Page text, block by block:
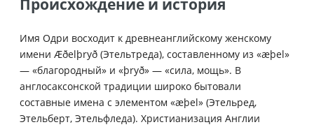
Происхождение и история
Имя Одри восходит к древнеанглийскому женскому
имени Æðelþryð (Этельтреда), составленному из «æþel»
— «благородный» и «þryð» — «сила, мощь». В
англосаксонской традиции широко бытовали
составные имена с элементом «æþel» (Этельред,
Этельберт, Этельфледа). Христианизация Англии